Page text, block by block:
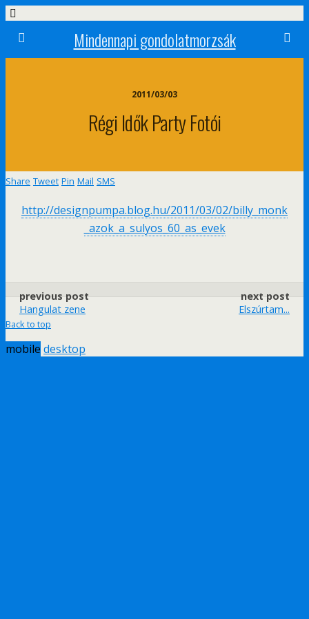
Mindennapi gondolatmorzsák
2011/03/03
Régi Idők Party Fotói
Share Tweet Pin Mail SMS
http://designpumpa.blog.hu/2011/03/02/billy_monk
_azok_a_sulyos_60_as_evek
previous post
Hangulat zene
next post
Elszúrtam...
Back to top
mobile desktop